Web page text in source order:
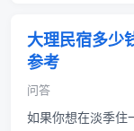
大理民宿多少
参考
问答
如果你想在淡季住